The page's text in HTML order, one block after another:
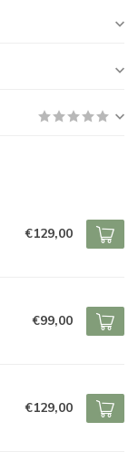
€129,00
€99,00
€129,00